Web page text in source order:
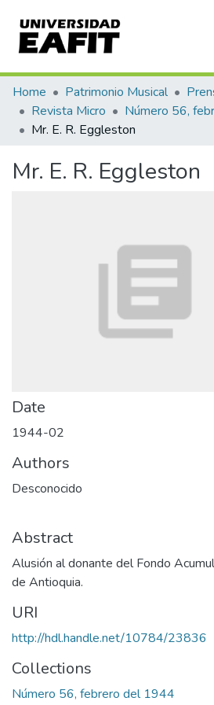
Communities & Collections
All of DSpace
Home Patrimonio Musical
Revista Micro
Mr. E. R. Eggleston
Mr. E. R. Eggleston
Date
1944-02
Authors
Desconocido
Abstract
Alusión al donante del Fondo
de Antioquia.
URI
http://hdl.handle.net/10784/23836
Collections
Número 56, febrero del 1944